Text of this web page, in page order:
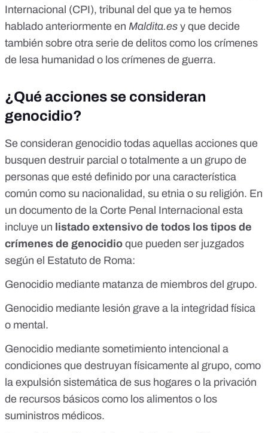
Internacional (CPI), tribunal del que ya te hemos
hablado anteriormente en Maldita.es y que decide
también sobre otra serie de delitos como los crímenes
de lesa humanidad o los crímenes de guerra.
¿Qué acciones se consideran
genocidio?
Se consideran genocidio todas aquellas acciones que
busquen destruir parcial o totalmente a un grupo de
personas que esté definido por una característica
común como su nacionalidad, su etnia o su religión. En
un documento de la Corte Penal Internacional esta
incluye un listado extensivo de todos los tipos de
crímenes de genocidio que pueden ser juzgados
según el Estatuto de Roma:
Genocidio mediante matanza de miembros del grupo.
Genocidio mediante lesión grave a la integridad física
o mental.
Genocidio mediante sometimiento intencional a
condiciones que destruyan físicamente al grupo, como
la expulsión sistemática de sus hogares o la privación
de recursos básicos como los alimentos o los
suministros médicos.